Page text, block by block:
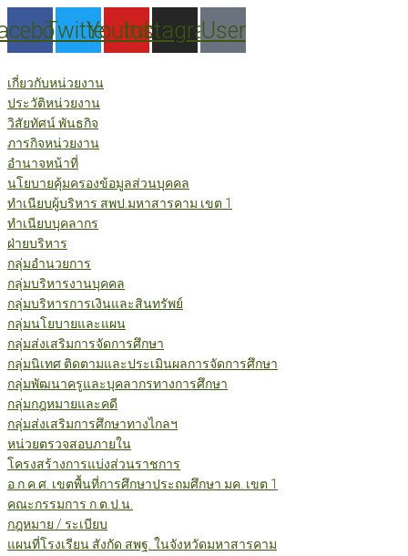
to
content
TwitterYoutube
Instagram
User
เกี่ยวกับหน่วยงาน
ประวัติหน่วยงาน
วิสัยทัศน์ พันธกิจ
ภารกิจหน่วยงาน
อำนาจหน้าที่
นโยบายคุ้มครองข้อมูลส่วนบุคคล
ทำเนียบผู้บริหาร สพป.มหาสารคาม เขต 1
ทำเนียบบุคลากร
ฝ่ายบริหาร
กลุ่มอำนวยการ
กลุ่มบริหารงานบุคคล
กลุ่มบริหารการเงินและสินทรัพย์
กลุ่มนโยบายและแผน
กลุ่มส่งเสริมการจัดการศึกษา
กลุ่มนิเทศ ติดตามและประเมินผลการจัดการศึกษา
กลุ่มพัฒนาครูและบุคลากรทางการศึกษา
กลุ่มกฎหมายและคดี
กลุ่มส่งเสริมการศึกษาทางไกลฯ
หน่วยตรวจสอบภายใน
โครงสร้างการแบ่งส่วนราชการ
อ.ก.ค.ศ. เขตพื้นที่การศึกษาประถมศึกษา มค. เขต 1
คณะกรรมการ ก.ต.ป.น.
กฎหมาย / ระเบียบ
แผนที่โรงเรียน สังกัด สพฐ. ในจังหวัดมหาสารคาม